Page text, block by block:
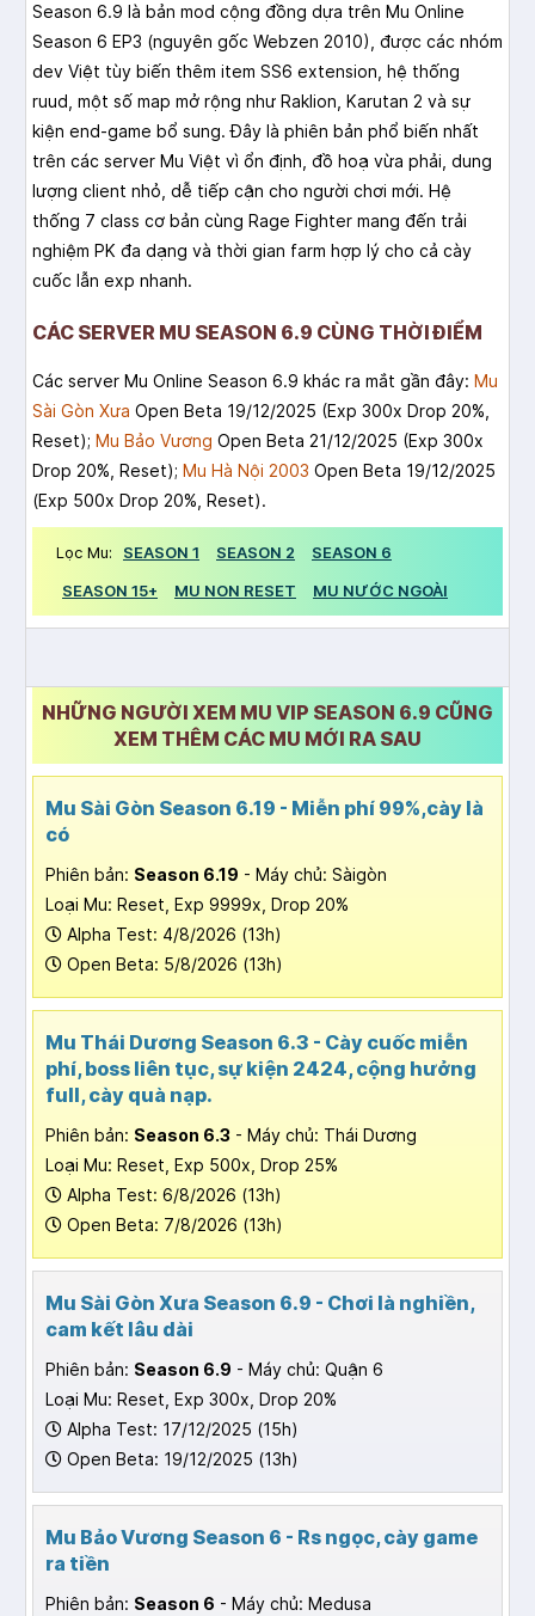
Season 6.9 là bản mod cộng đồng dựa trên Mu Online
Season 6 EP3 (nguyên gốc Webzen 2010), được các nhóm
dev Việt tùy biến thêm item SS6 extension, hệ thống
ruud, một số map mở rộng như Raklion, Karutan 2 và sự
kiện end-game bổ sung. Đây là phiên bản phổ biến nhất
trên các server Mu Việt vì ổn định, đồ hoạ vừa phải, dung
lượng client nhỏ, dễ tiếp cận cho người chơi mới. Hệ
thống 7 class cơ bản cùng Rage Fighter mang đến trải
nghiệm PK đa dạng và thời gian farm hợp lý cho cả cày
cuốc lẫn exp nhanh.
CÁC SERVER MU SEASON 6.9 CÙNG THỜI ĐIỂM
Các server Mu Online Season 6.9 khác ra mắt gần đây: Mu
Sài Gòn Xưa Open Beta 19/12/2025 (Exp 300x Drop 20%,
Reset); Mu Bảo Vương Open Beta 21/12/2025 (Exp 300x
Drop 20%, Reset); Mu Hà Nội 2003 Open Beta 19/12/2025
(Exp 500x Drop 20%, Reset).
Lọc Mu: SEASON 1 SEASON 2
SEASON 6
SEASON 15+
MU NON RESET MU NƯỚC NGOÀI
NHỮNG NGƯỜI XEM MU VIP SEASON 6.9 CŨNG
XEM THÊM CÁC MU MỚI RA SAU
Mu Sài Gòn Season 6.19 - Miễn phí 99%,cày là
có
Phiên bản: Season 6.19 - Máy chủ: Sàigòn
Loại Mu: Reset, Exp 9999x, Drop 20%
Alpha Test: 4/8/2026 (13h)
Open Beta: 5/8/2026 (13h)
Mu Thái Dương Season 6.3 - Cày cuốc miễn
phí, boss liên tục, sự kiện 2424, cộng hưởng
full, cày quà nạp.
Phiên bản: Season 6.3 - Máy chủ: Thái Dương
Loại Mu: Reset, Exp 500x, Drop 25%
Alpha Test: 6/8/2026 (13h)
Open Beta: 7/8/2026 (13h)
Mu Sài Gòn Xưa Season 6.9 - Chơi là nghiền,
cam kết lâu dài
Phiên bản: Season 6.9 - Máy chủ: Quận 6
Loại Mu: Reset, Exp 300x, Drop 20%
Alpha Test: 17/12/2025 (15h)
Open Beta: 19/12/2025 (13h)
Mu Bảo Vương Season 6 - Rs ngọc, cày game
ra tiền
Phiên bản: Season 6 - Máy chủ: Medusa